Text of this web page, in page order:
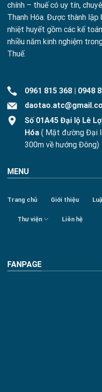
chính – thuế có uy tín,
Thanh Hóa. Được thành
nhiệt huyết gồm các kế
nhiều năm kinh nghiệm
Thuế.
0961 815 368
0948
Số 01A45 Đại lộ Lê
Hóa ( Mặt đường Đại
300m về hướng Đông)
MENU
Trang chủ Giới thiệu
Thư viện Liên hệ
FANPAGE